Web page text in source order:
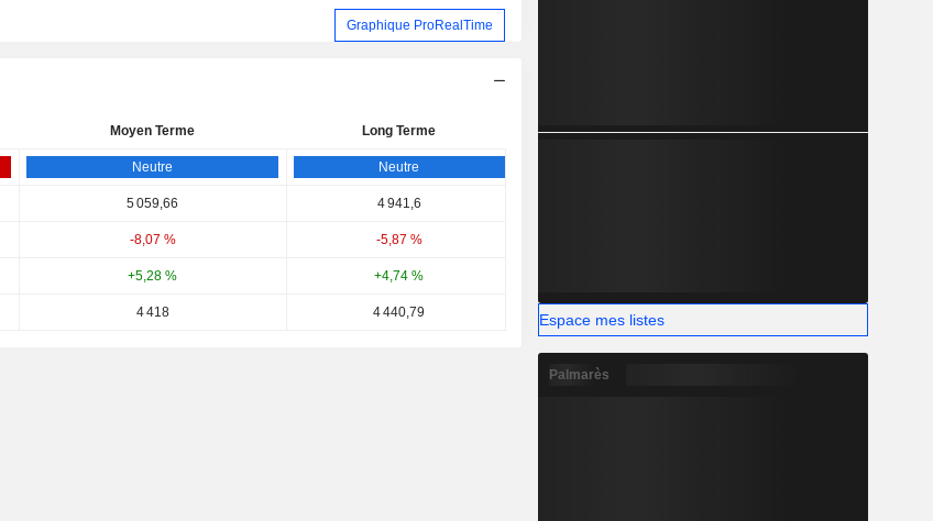
Graphique ProRealTime
Moyen Terme Long Terme
Neutre Neutre
5 059,66 4 941,6
-8,07 % -5,87 %
+5,28 % +4,74 %
4 418 4 440,79 Espace mes listes
Palmarès